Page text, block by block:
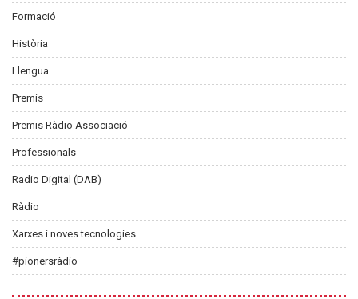
Formació
Història
Llengua
Premis
Premis Ràdio Associació
Professionals
Radio Digital (DAB)
Ràdio
Xarxes i noves tecnologies
#pionersràdio